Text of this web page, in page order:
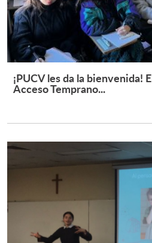
¡PUCV les da la bienvenida!
Acceso Temprano...